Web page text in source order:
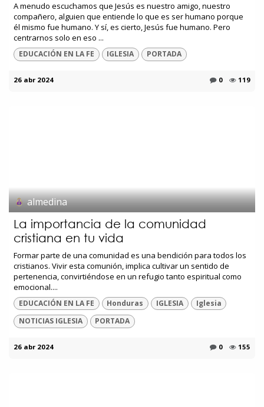
A menudo escuchamos que Jesús es nuestro amigo, nuestro
compañero, alguien que entiende lo que es ser humano porque
él mismo fue humano. Y sí, es cierto, Jesús fue humano. Pero
centrarnos solo en eso ...
EDUCACIÓN EN LA FE IGLESIA PORTADA
26 abr 2024 0 119
almedina
La importancia de la comunidad
cristiana en tu vida
Formar parte de una comunidad es una bendición para todos los
cristianos. Vivir esta comunión, implica cultivar un sentido de
pertenencia, convirtiéndose en un refugio tanto espiritual como
emocional....
EDUCACIÓN EN LA FE Honduras IGLESIA
Iglesia
NOTICIAS IGLESIA
PORTADA
26 abr 2024 0 155